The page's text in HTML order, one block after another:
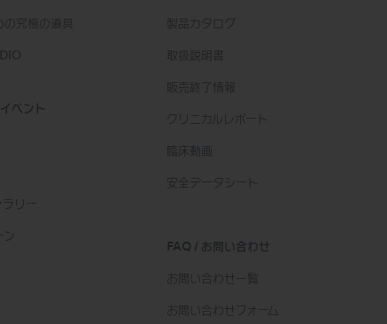
の究極の道具
ベント
リー
ン
製品カタログ
取扱説明書
販売終了情報
クリニカルレポート
臨床動画
安全データシート
FAQ / お問い合わせ
お問い合わせ一覧
お問い合わせフォーム